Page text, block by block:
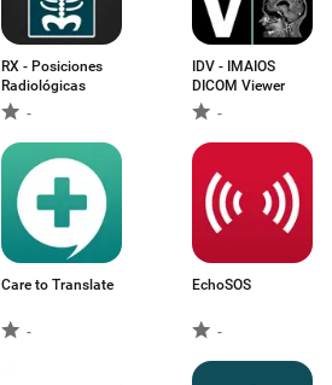
RX - Posiciones
Radiológicas
-
IDV - IMAIOS
DICOM Viewer
-
Care to Translate
-
EchoSOS
-